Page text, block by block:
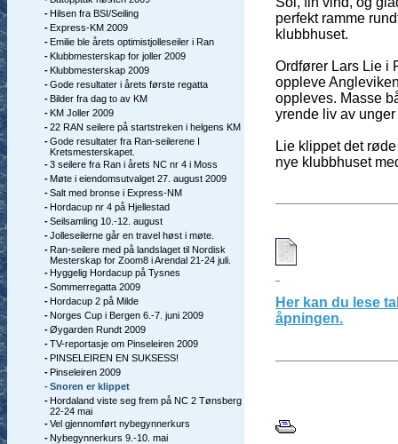
-Hilsen fra BSI/Seiling
-Express-KM 2009
-Emilie ble årets optimistjolleseiler i Ran
-Klubbmesterskap for joller 2009
-Klubbmesterskap 2009
-Gode resultater i årets første regatta
-Bilder fra dag to av KM
-KM Joller 2009
-22 RAN seilere på startstreken i helgens KM
-Gode resultater fra Ran-seilerene I
Kretsmesterskapet.
-3 seilere fra Ran i årets NC nr 4 i Moss
-Møte i eiendomsutvalget 27. august 2009
-Salt med bronse i Express-NM
-Hordacup nr 4 på Hjellestad
-Seilsamling 10.-12. august
-Jolleseilerne går en travel høst i møte.
-Ran-seilere med på landslaget til Nordisk
Mesterskap for Zoom8 i Arendal 21-24 juli.
-Hyggelig Hordacup på Tysnes
-Sommerregatta 2009
-Hordacup 2 på Milde
-Norges Cup i Bergen 6.-7. juni 2009
-Øygarden Rundt 2009
-TV-reportasje om Pinseleiren 2009
-PINSELEIREN EN SUKSESS!
-Pinseleiren 2009
-Snoren er klippet
-Hordaland viste seg frem på NC 2 Tønsberg
22-24 mai
-Vel gjennomført nybegynnerkurs
-Nybegynnerkurs 9.-10. mai
perfekt ramme
klubbhuset.
Ordfører Lars Lie i
oppleve
oppleves. Masse
yrende liv av
Lie klippet det
nye klubbhuset
Her kan du lese
åpningen.